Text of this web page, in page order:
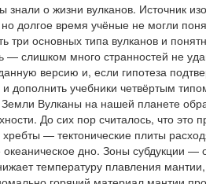
знали о жизни вулканов. Источник
долгое время учёные не могли
три основных типа вулканов и
— слишком много странностей не
версию и, если гипотеза
дополнить учебники четвёртым
Земли Вулканы на нашей планете
До сих пор считалось, что это
— тектонические плиты
дно. Зоны субдукции —
температуру плавления